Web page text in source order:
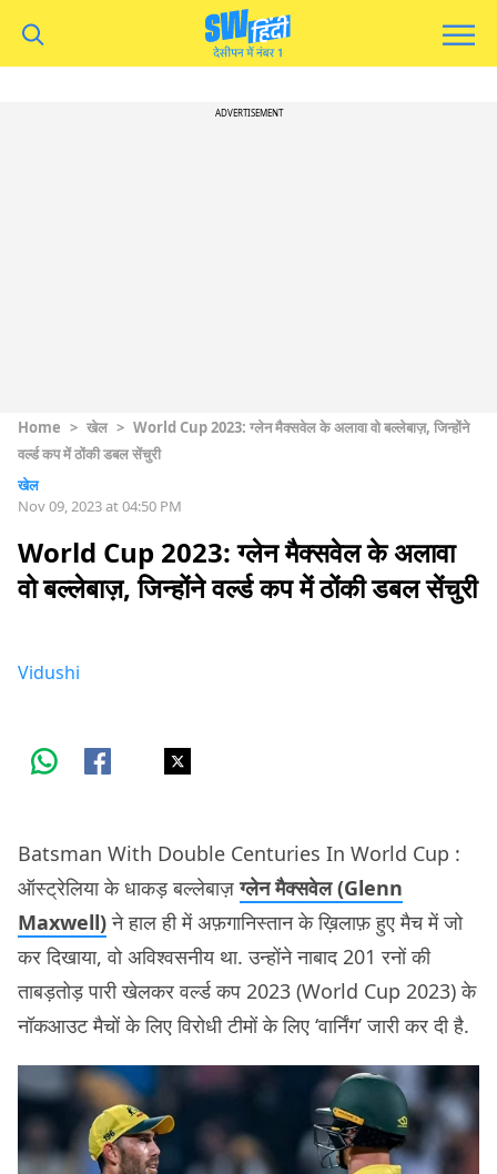
ADVERTISEMENT
Home > खेल > World Cup 2023: ग्लेन मैक्सवेल के अलावा वो बल्लेबाज़, जिन्होंने
वर्ल्ड कप में ठोंकी डबल सेंचुरी
खेल
Nov 09, 2023 at 04:50 PM
World Cup 2023: ग्लेन मैक्सवेल के अलावा
वो बल्लेबाज़, जिन्होंने वर्ल्ड कप में ठोंकी डबल सेंचुरी
Vidushi
Batsman With Double Centuries In World Cup :
ऑस्ट्रेलिया के धाकड़ बल्लेबाज़ग्लेन मैक्सवेल (Glenn
Maxwell) ने हाल ही में अफ़गानिस्तान के ख़िलाफ़ हुए मैच में जो
कर दिखाया, वो अविश्वसनीय था. उन्होंने नाबाद 201 रनों की
ताबड़तोड़ पारी खेलकर वर्ल्‍ड कप 2023 (World Cup 2023) के
नॉकआउट मैचों के लिए विरोधी टीमों के लिए ‘वार्निंग’ जारी कर दी है.